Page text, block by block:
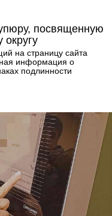
посвященную
на страницу сайта
информация о
подлинности